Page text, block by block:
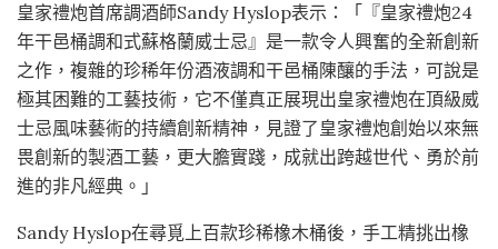
皇家禮炮首席調酒師Sandy Hyslop表示：「『皇家禮炮24
年干邑桶調和式蘇格蘭威士忌』是一款令人興奮的全新創新
之作，複雜的珍稀年份酒液調和干邑桶陳釀的手法，可說是
極其困難的工藝技術，它不僅真正展現出皇家禮炮在頂級威
士忌風味藝術的持續創新精神，見證了皇家禮炮創始以來無
畏創新的製酒工藝，更大膽實踐，成就出跨越世代、勇於前
進的非凡經典。」
Sandy Hyslop在尋覓上百款珍稀橡木桶後，手工精挑出橡